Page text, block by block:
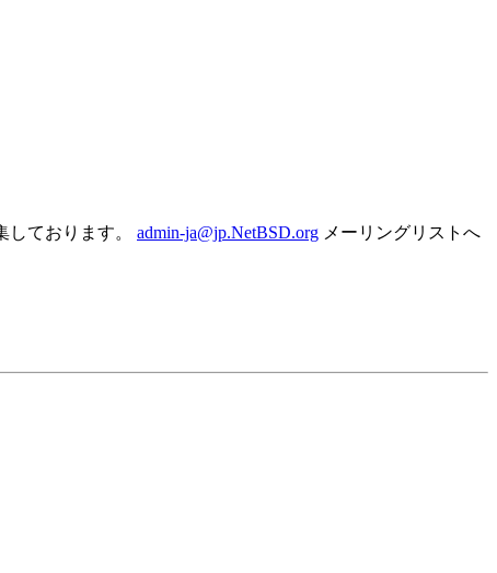
しております。 admin-ja@jp.NetBSD.org メーリングリストへ